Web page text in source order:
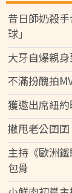
昔日師奶殺
球」
大牙自爆親
不滿扮醜拍
獲邀出席紐
撇甩老公囝
主持《歐洲
包骨